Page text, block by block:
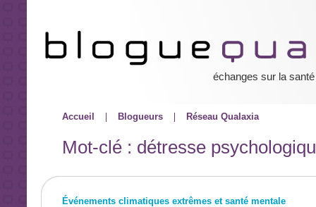
échanges sur la
Accueil Blogueurs Réseau Qualaxia
Mot-clé : détresse
Événements climatiques extrêmes et santé mentale